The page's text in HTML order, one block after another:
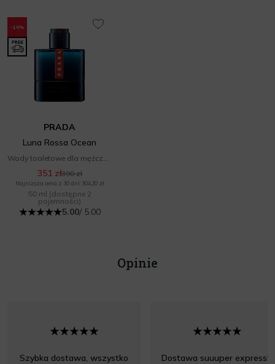
-10%
PRADA
Luna Rossa Ocean
351 zł390 zł
Najniższa cena z 30 dni: 304,20 zł
50 ml (dostępne 2
pojemności)
5.00/ 5.00
Opinie
Szybka dostawa, wszystko
Dostawa suuuper express!!!